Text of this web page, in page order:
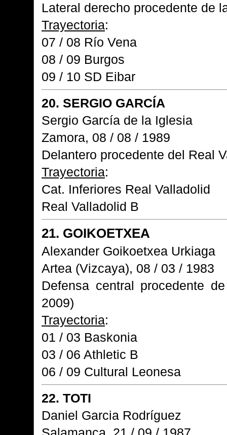
Lateral derecho procedente de
Trayectoria:
07 / 08 Río Vena
08 / 09 Burgos
09 / 10 SD Eibar
20. SERGIO GARCÍA
Sergio García de la Iglesia
Zamora, 08 / 08 / 1989
Delantero procedente del Real
Trayectoria:
Cat. Inferiores Real Valladolid
Real Valladolid B
21. GOIKOETXEA
Alexander Goikoetxea Urkiaga
Artea (Vizcaya), 08 / 03 / 1983
Defensa central procedente
2009)
Trayectoria:
01 / 03 Baskonia
03 / 06 Athletic B
06 / 09 Cultural Leonesa
22. TOTI
Daniel Garcia Rodríguez